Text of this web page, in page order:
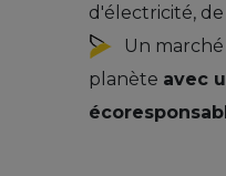
d'électricité,
Un
planète avec